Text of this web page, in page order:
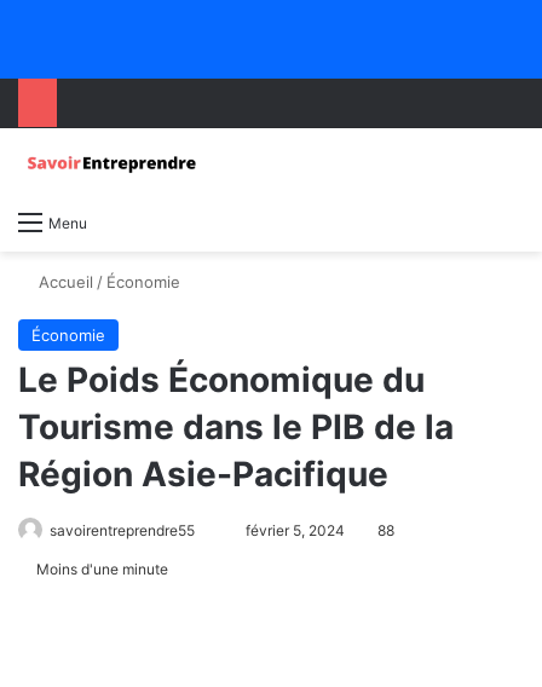
Menu
Accueil / Économie
Économie
Le Poids Économique du
Tourisme dans le PIB de la
Région Asie-Pacifique
savoirentreprendre55 février 5, 2024 88
Moins d'une minute